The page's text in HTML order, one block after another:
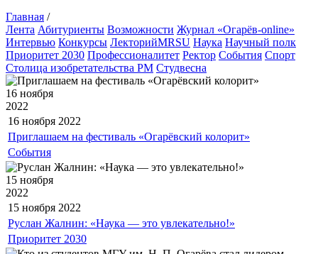
Главная /
Лента Абитуриенты Возможности Журнал «Огарёв-online»
Интервью Конкурсы ЛекторийMRSU Наука Научный полк
Приоритет 2030 Профессионалитет Ректор События Спорт
Столица изобретательства РМ Студвесна
16 ноября
2022
16 ноября 2022
Приглашаем на фестиваль «Огарёвский колорит»
События
15 ноября
2022
15 ноября 2022
Руслан Жалнин: «Наука — это увлекательно!»
Приоритет 2030